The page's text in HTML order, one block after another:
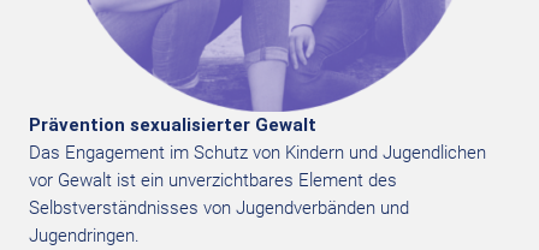
Prävention sexualisierter Gewalt
Das Engagement im Schutz von Kindern und Jugendlichen
vor Gewalt ist ein unverzichtbares Element des
Selbstverständnisses von Jugendverbänden und
Jugendringen.